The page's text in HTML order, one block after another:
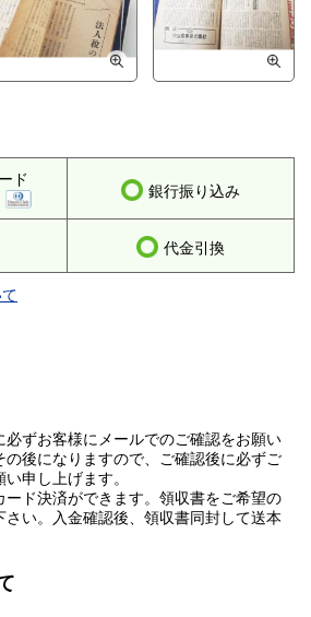
ド
銀行振り込み
代金引換
ずお客様にメールでのご確認をお願い
の後になりますので、ご確認後に必ずご
申し上げます。
ード決済ができます。領収書をご希望の
い。入金確認後、領収書同封して送本